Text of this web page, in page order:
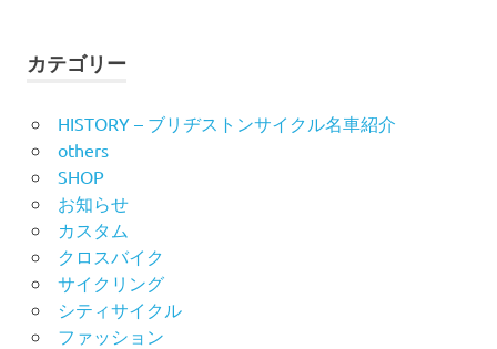
カテゴリー
HISTORY – ブリヂストンサイクル名車紹介
others
SHOP
お知らせ
カスタム
クロスバイク
サイクリング
シティサイクル
ファッション